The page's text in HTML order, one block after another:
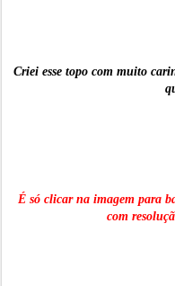
Criei esse topo com muito
É só clicar na imagem para
com